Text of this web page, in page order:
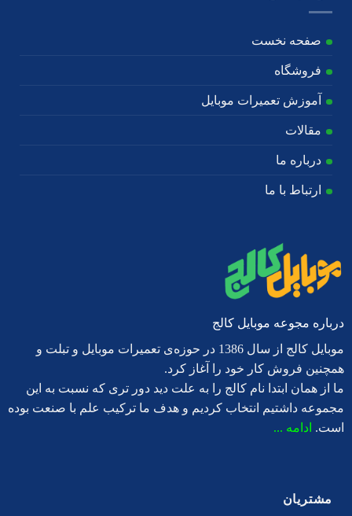
صفحه نخست
فروشگاه
آموزش تعمیرات موبایل
مقالات
درباره ما
ارتباط با ما
درباره مجوعه موبایل کالج
موبایل کالج از سال 1386 در حوزه‌ی تعمیرات موبایل و تبلت و
همچنین فروش کار خود را آغاز کرد.
ما از همان ابتدا نام کالج را به علت دید دور تری که نسبت به این
مجموعه داشتیم انتخاب کردیم و هدف ما ترکیب علم با صنعت بوده
است. ادامه ...
مشتریان